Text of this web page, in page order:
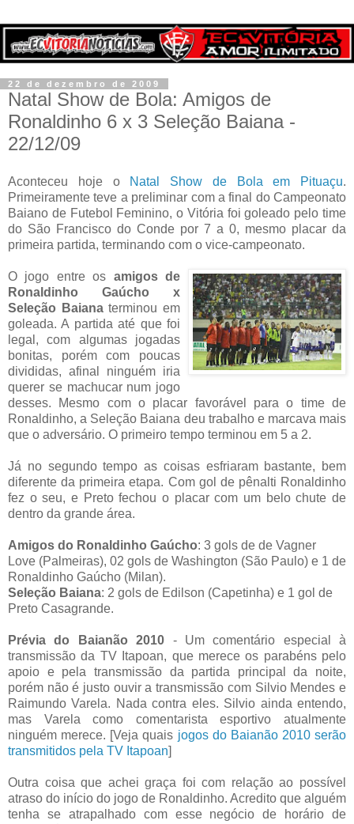
22 de dezembro de 2009
Natal Show de Bola: Amigos de
Ronaldinho 6 x 3 Seleção Baiana -
22/12/09
Aconteceu hoje o Natal Show de Bola em Pituaçu.
Primeiramente teve a preliminar com a final do Campeonato
Baiano de Futebol Feminino, o Vitória foi goleado pelo time
do São Francisco do Conde por 7 a 0, mesmo placar da
primeira partida, terminando com o vice-campeonato.
O jogo entre os amigos de
Ronaldinho Gaúcho x
Seleção Baianaterminou em
goleada. A partida até que foi
legal, com algumas jogadas
bonitas, porém com poucas
divididas, afinal ninguém iria
querer se machucar num jogo
desses. Mesmo com o placar favorável para o time de
Ronaldinho, a Seleção Baiana deu trabalho e marcava mais
que o adversário. O primeiro tempo terminou em 5 a 2.
Já no segundo tempo as coisas esfriaram bastante, bem
diferente da primeira etapa. Com gol de pênalti Ronaldinho
fez o seu, e Preto fechou o placar com um belo chute de
dentro da grande área.
Amigos do Ronaldinho Gaúcho: 3 gols de de Vagner
Love (Palmeiras), 02 gols de Washington (São Paulo) e 1 de
Ronaldinho Gaúcho (Milan).
Seleção Baiana: 2 gols de Edilson (Capetinha) e 1 gol de
Preto Casagrande.
Prévia do Baianão 2010 - Um comentário especial à
transmissão da TV Itapoan, que merece os parabéns pelo
apoio e pela transmissão da partida principal da noite,
porém não é justo ouvir a transmissão com Silvio Mendes e
Raimundo Varela. Nada contra eles. Silvio ainda entendo,
mas Varela como comentarista esportivo atualmente
ninguém merece. [Veja quais jogos do Baianão 2010 serão
transmitidos pela TV Itapoan]
Outra coisa que achei graça foi com relação ao possível
atraso do início do jogo de Ronaldinho. Acredito que alguém
tenha se atrapalhado com esse negócio de horário de